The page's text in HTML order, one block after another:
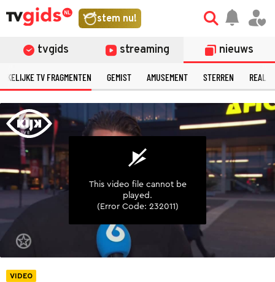
stem nu!
tvgids streaming nieuws
TV FRAGMENTEN GEMIST AMUSEMENT STERREN
©
VIDEO